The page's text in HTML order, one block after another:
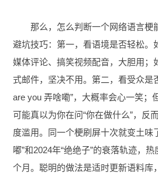
那么，怎么判断一个网络语言梗
避坑技巧：第一，看语境是否轻松。
媒体评论、搞笑视频配音，大胆用；
式邮件，坚决不用。第二，看受众是
are you 弄啥嘞”，大概率会心一笑；
可能真以为你在问“你在做什么”，反
度滥用。同一个梗刷屏十次就变土味
嘟”和2024年“绝绝子”的衰落轨迹，
个月。聪明的做法是适时更新语料库